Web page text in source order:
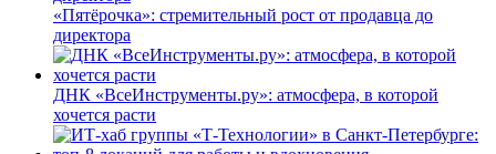
«Пятёрочка»: стремительный рост от продавца до
директора
ДНК «ВсеИнструменты.ру»: атмосфера, в которой
хочется расти